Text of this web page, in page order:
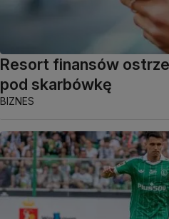
Resort finansów
pod skarbówkę
BIZNES